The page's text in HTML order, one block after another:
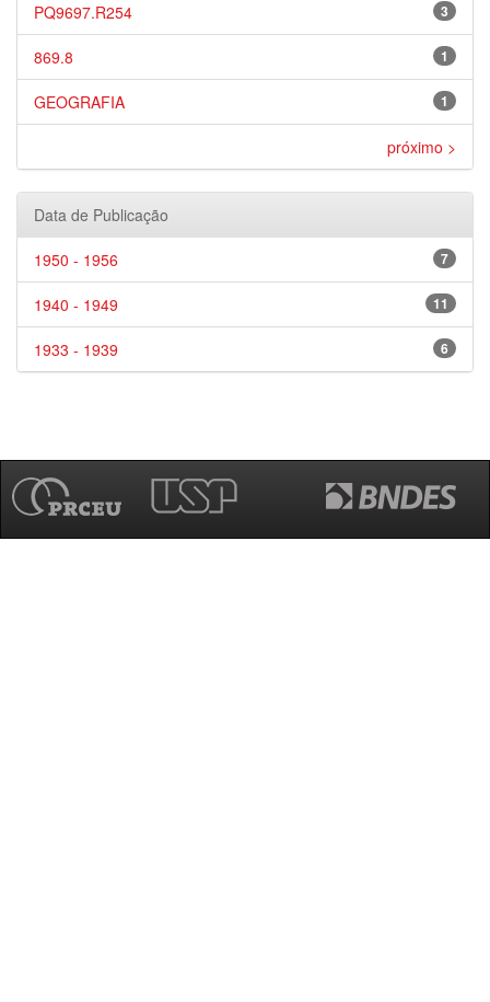
3
PQ9697.R254
1
869.8
1
GEOGRAFIA
próximo >
Data de Publicação
7
1950 - 1956
11
1940 - 1949
6
1933 - 1939